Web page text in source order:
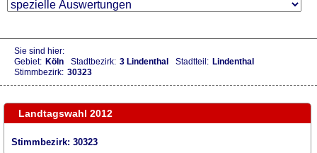
Sie sind hier:
Gebiet: Köln Stadtbezirk: 3 Lindenthal Stadtteil: Lindenthal
Stimmbezirk: 30323
Landtagswahl 2012
Stimmbezirk: 30323